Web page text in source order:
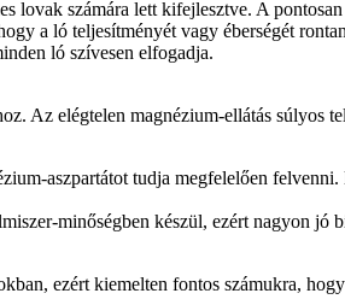
lovak számára lett kifejlesztve. A
a ló teljesítményét vagy éberségét
ló szívesen elfogadja.
Az elégtelen magnézium-ellátás súlyos
aszpartátot tudja megfelelően
minőségben készül, ezért nagyon jó
ezért kiemelten fontos számukra,